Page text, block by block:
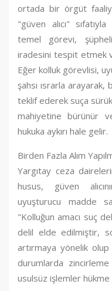
ortada bir örgüt
"güven alıcı"
temel görevi,
iradesini tespit etmek
Eğer kolluk görevlisi,
şahsı ısrarla
teklif ederek suça
mahiyetine bürünür
hukuka aykırı hale gelir.
Birden Fazla Alım
Yargıtay ceza
husus, güven
uyuşturucu madde
"Kolluğun amacı suç
delil elde edilmiştir,
artırmaya yönelik
durumlarda
usulsüz işlemler hükme